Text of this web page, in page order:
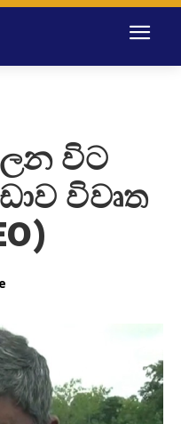
විට
විවෘත